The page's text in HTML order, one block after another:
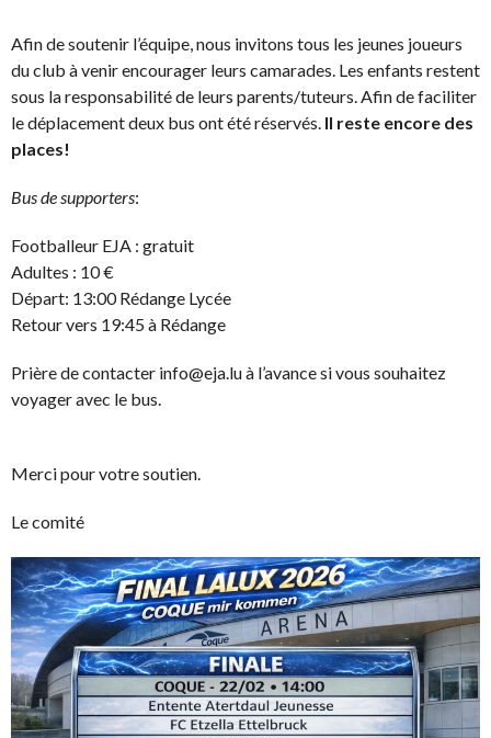
Afin de soutenir l’équipe, nous invitons tous les jeunes joueurs
du club à venir encourager leurs camarades. Les enfants restent
sous la responsabilité de leurs parents/tuteurs. Afin de faciliter
le déplacement deux bus ont été réservés. Il reste encore des
places!
Bus de supporters:
Footballeur EJA : gratuit
Adultes : 10 €
Départ: 13:00 Rédange Lycée
Retour vers 19:45 à Rédange
Prière de contacter info@eja.lu à l’avance si vous souhaitez
voyager avec le bus.
Merci pour votre soutien.
Le comité